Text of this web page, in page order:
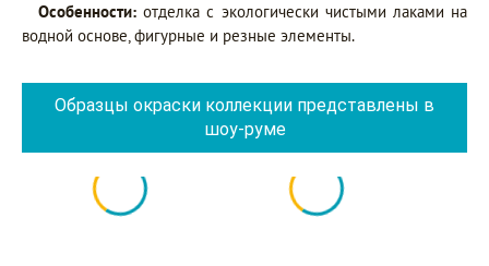
Особенности: отделка с экологически чистыми лаками на
водной основе, фигурные и резные элементы.
Образцы окраски коллекции представлены в
шоу-руме